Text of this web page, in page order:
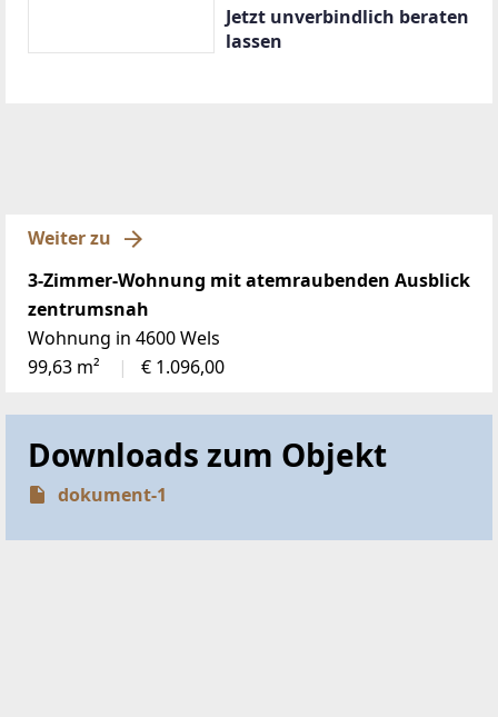
Jetzt unverbindlich beraten
lassen
Weiter zu
3-Zimmer-Wohnung mit atemraubenden Ausblick
zentrumsnah
Wohnung in 4600 Wels
99,63 m²
€ 1.096,00
Downloads zum Objekt
dokument-1